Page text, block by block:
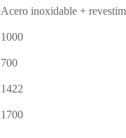
Acero inoxidable +
1000
700
1422
1700